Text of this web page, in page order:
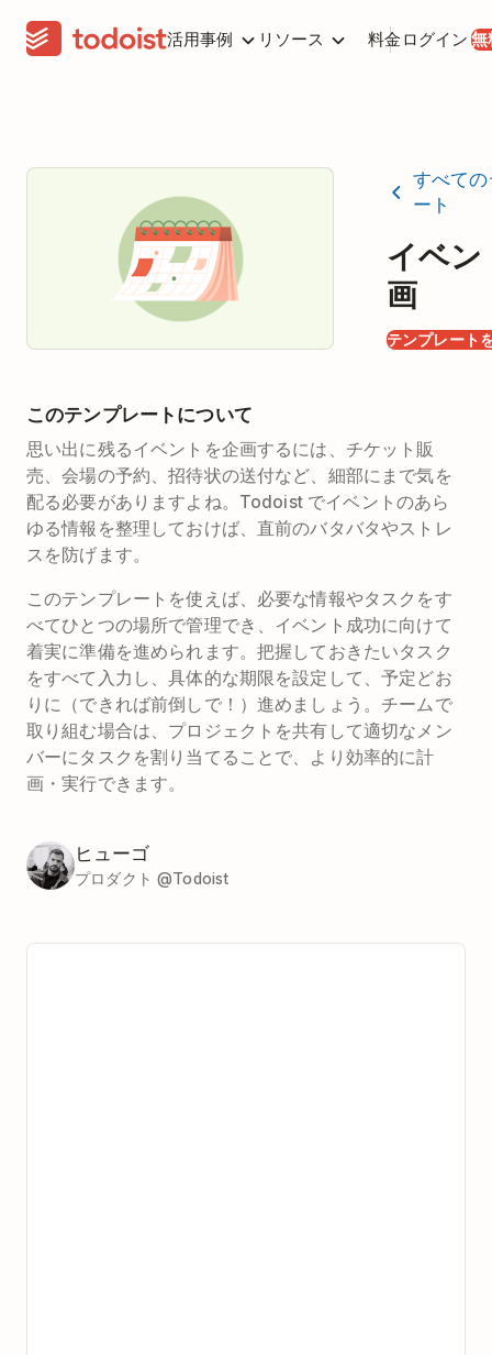
活用事例 リソース 料金 ログイン 無
すべて
ート
イベン
画
テンプレート
このテンプレートについて
思い出に残るイベントを企画するには、チケット販
売、会場の予約、招待状の送付など、細部にまで気を
配る必要がありますよね。Todoist でイベントのあら
ゆる情報を整理しておけば、直前のバタバタやストレ
スを防げます。
このテンプレートを使えば、必要な情報やタスクをす
べてひとつの場所で管理でき、イベント成功に向けて
着実に準備を進められます。把握しておきたいタスク
をすべて入力し、具体的な期限を設定して、予定どお
りに（できれば前倒しで！）進めましょう。チームで
取り組む場合は、プロジェクトを共有して適切なメン
バーにタスクを割り当てることで、より効率的に計
画・実行できます。
ヒューゴ
プロダクト @Todoist